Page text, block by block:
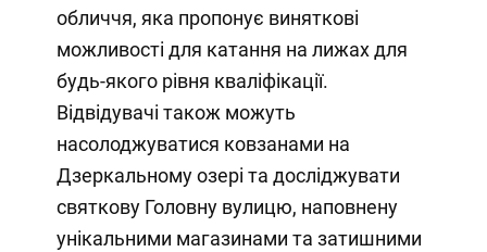
обличчя, яка пропонує виняткові
можливості для катання на лижах для
будь-якого рівня кваліфікації.
Відвідувачі також можуть
насолоджуватися ковзанами на
Дзеркальному озері та досліджувати
святкову Головну вулицю, наповнену
унікальними магазинами та затишними